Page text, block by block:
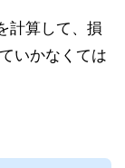
計算して、損
いかなくては